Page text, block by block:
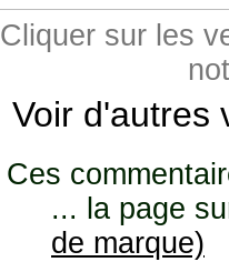
Cliquer sur les
Voir d'autres
Ces
... la page
de marque)